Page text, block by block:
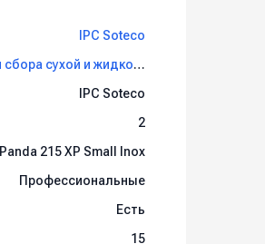
IPC Soteco
Профессиональные пылеводососы для сбора сухой и жидкой грязи IPC Soteco
IPC Soteco
2
Panda 215 XP Small Inox
Профессиональные
Есть
15